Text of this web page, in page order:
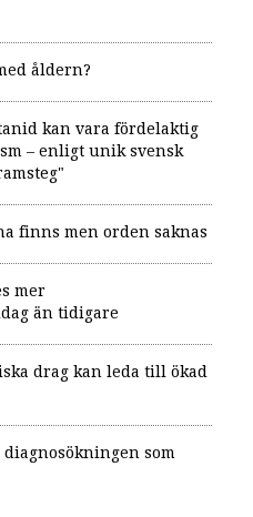
åldern?
kan vara fördelaktig
– enligt unik svensk
finns men orden saknas
mer
än tidigare
drag kan leda till ökad
som